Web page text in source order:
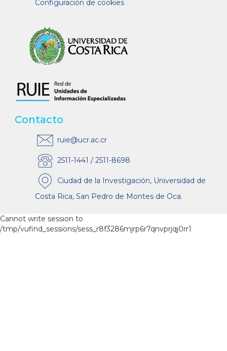
Configuración de cookies
Contacto
ruie@ucr.ac.cr
2511-1441 / 2511-8698
Ciudad de la Investigación, Universidad de
Costa Rica, San Pedro de Montes de Oca.
Cannot write session to
/tmp/vufind_sessions/sess_r8f3286mjrp6r7qnvprjqj0rr1